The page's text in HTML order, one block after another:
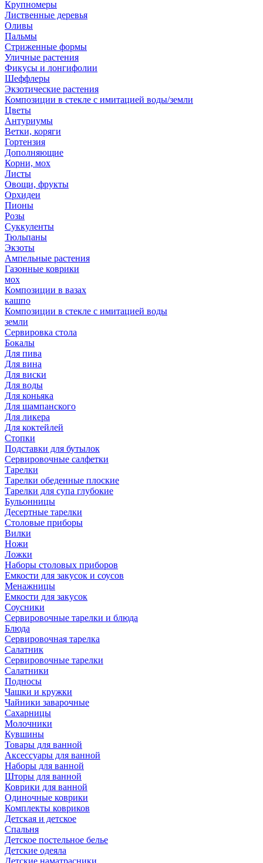
Крупномеры
Лиственные деревья
Оливы
Пальмы
Стриженные формы
Уличные растения
Фикусы и лонгифолии
Шеффлеры
Экзотические растения
Композиции в стекле с имитацией воды/земли
Цветы
Антуриумы
Ветки, коряги
Гортензия
Дополняющие
Корни, мох
Листы
Овощи, фрукты
Орхидеи
Пионы
Розы
Суккуленты
Тюльпаны
Экзоты
Ампельные растения
Газонные коврики
мох
Композиции в вазах
кашпо
Композиции в стекле с имитацией воды
земли
Сервировка стола
Бокалы
Для пива
Для вина
Для виски
Для воды
Для коньяка
Для шампанского
Для ликера
Для коктейлей
Стопки
Подставки для бутылок
Сервировочные салфетки
Тарелки
Тарелки обеденные плоские
Тарелки для супа глубокие
Бульонницы
Десертные тарелки
Столовые приборы
Вилки
Ножи
Ложки
Наборы столовых приборов
Емкости для закусок и соусов
Менажницы
Емкости для закусок
Соусники
Сервировочные тарелки и блюда
Блюда
Сервировочная тарелка
Салатник
Сервировочные тарелки
Салатники
Подносы
Чашки и кружки
Чайники заварочные
Сахарницы
Молочники
Кувшины
Товары для ванной
Аксессуары для ванной
Наборы для ванной
Шторы для ванной
Коврики для ванной
Одиночные коврики
Комплекты ковриков
Детская и детское
Спальня
Детское постельное белье
Детские одеяла
Детские наматрасники